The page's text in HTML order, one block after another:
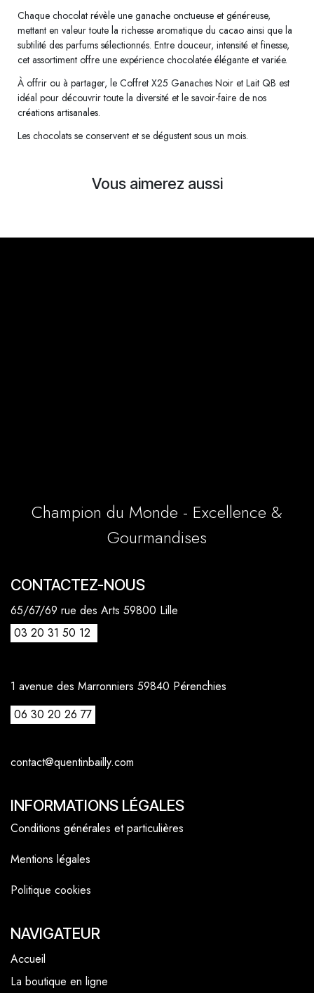
Chaque chocolat révèle une ganache onctueuse et généreuse,
mettant en valeur toute la richesse aromatique du cacao ainsi que la
subtilité des parfums sélectionnés. Entre douceur, intensité et finesse,
cet assortiment offre une expérience chocolatée élégante et variée.
À offrir ou à partager, le Coffret X25 Ganaches Noir et Lait QB est
idéal pour découvrir toute la diversité et le savoir-faire de nos
créations artisanales.
Les chocolats se conservent et se dégustent sous un mois.
Vous aimerez aussi
CONTACTEZ-NOUS
65/67/69 rue des Arts 59800 Lille
03 20 31 50 12
1 avenue des Marronniers 59840 Pérenchies
06 30 20 26 77
contact@quentinbailly.com
Champion du Monde - Excellence &
Gourmandises
INFORMATIONS LÉGALES
Conditions générales et particulières
Mentions légales
Politique cookies
NAVIGATEUR
Accueil
La boutique en ligne